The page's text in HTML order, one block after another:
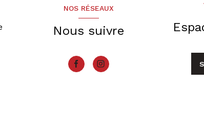
NOS RÉSEAUX
Nous suivre